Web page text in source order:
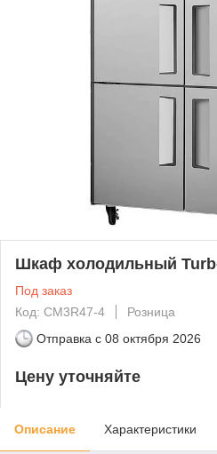
Шкаф холодильный
Под заказ
Код: CM3R47-4
Розница
Отправка с 08 октября 2026
Цену уточняйте
Описание Характеристики